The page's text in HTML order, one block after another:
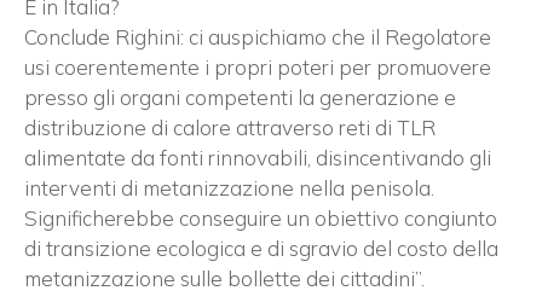
E in Italia?
Conclude Righini: ci auspichiamo che il Regolatore
usi coerentemente i propri poteri per promuovere
presso gli organi competenti la generazione e
distribuzione di calore attraverso reti di TLR
alimentate da fonti rinnovabili, disincentivando gli
interventi di metanizzazione nella penisola.
Significherebbe conseguire un obiettivo congiunto
di transizione ecologica e di sgravio del costo della
metanizzazione sulle bollette dei cittadini”.